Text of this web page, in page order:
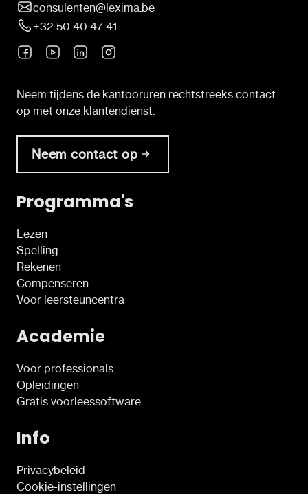
consulenten@lexima.be
+32 50 40 47 41
Neem tijdens de kantooruren rechtstreeks contact
op met onze klantendienst.
Neem contact op
Programma's
Lezen
Spelling
Rekenen
Compenseren
Voor leersteuncentra
Academie
Voor professionals
Opleidingen
Gratis voorleessoftware
Info
Privacybeleid
Cookie-instellingen